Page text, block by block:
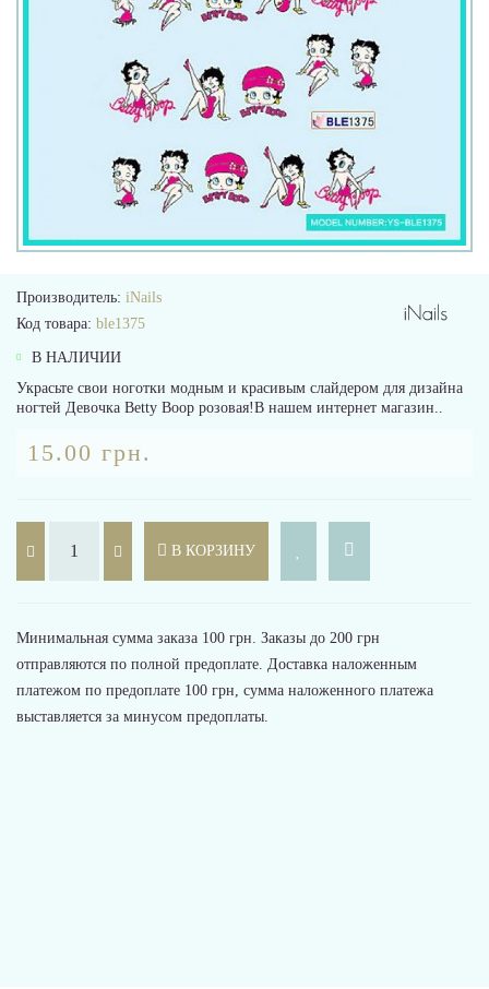
Производитель: iNails
Код товара: ble1375
В НАЛИЧИИ
Украсьте свои ноготки модным и красивым слайдером для дизайна
ногтей Девочка Betty Boop розовая!В нашем интернет магазин..
15.00 грн.
В КОРЗИНУ
Минимальная сумма заказа 100 грн. Заказы до 200 грн
отправляются по полной предоплате. Доставка наложенным
платежом по предоплате 100 грн, сумма наложенного платежа
выставляется за минусом предоплаты.